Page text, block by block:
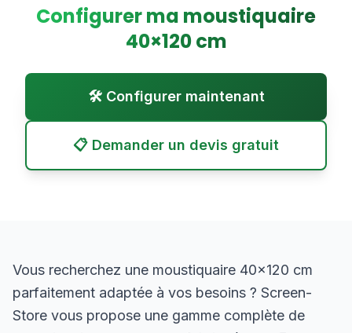
Configurer ma moustiquaire
40×120cm
🛠️ Configurer maintenant
📋 Demander un devis gratuit
Vous recherchez une moustiquaire 40×120 cm
parfaitement adaptée à vos besoins ? Screen-
Store vous propose une gamme complète de